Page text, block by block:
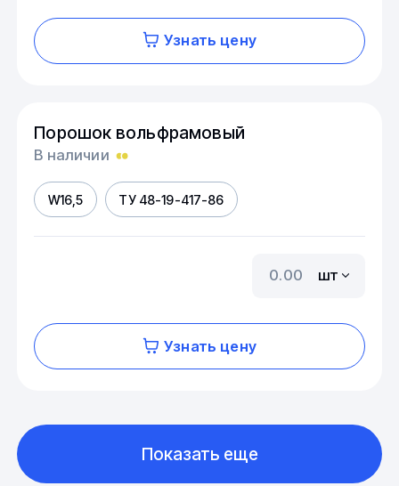
Узнать цену
Порошок вольфрамовый
В наличии
W16,5 ТУ 48-19-417-86
шт
Узнать цену
Показать еще